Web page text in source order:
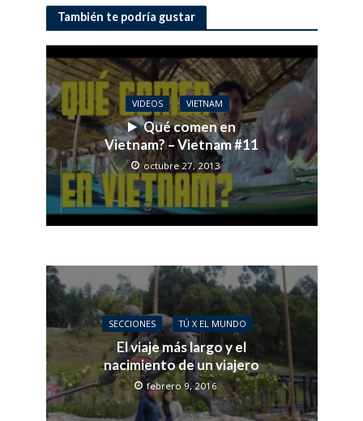
También te podría gustar
VIDEOS VIETNAM
Qué comen en
Vietnam? – Vietnam #11
octubre 27, 2013
SECCIONES TÚ X EL MUNDO
El viaje más largo y el
nacimiento de un viajero
febrero 9, 2016